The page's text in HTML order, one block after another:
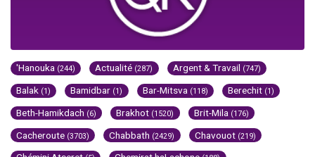
'Hanouka (244) Actualité (287) Argent & Travail (747)
Balak (1) Bamidbar (1) Bar-Mitsva (118) Berechit (1)
Beth-Hamikdach (6) Brakhot (1520) Brit-Mila (176)
Cacheroute (3703) Chabbath (2429) Chavouot (219)